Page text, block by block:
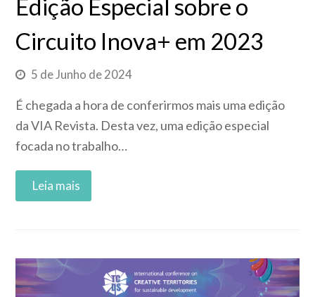
Edição Especial sobre o
Circuito Inova+ em 2023
5 de Junho de 2024
É chegada a hora de conferirmos mais uma edição
da VIA Revista. Desta vez, uma edição especial
focada no trabalho…